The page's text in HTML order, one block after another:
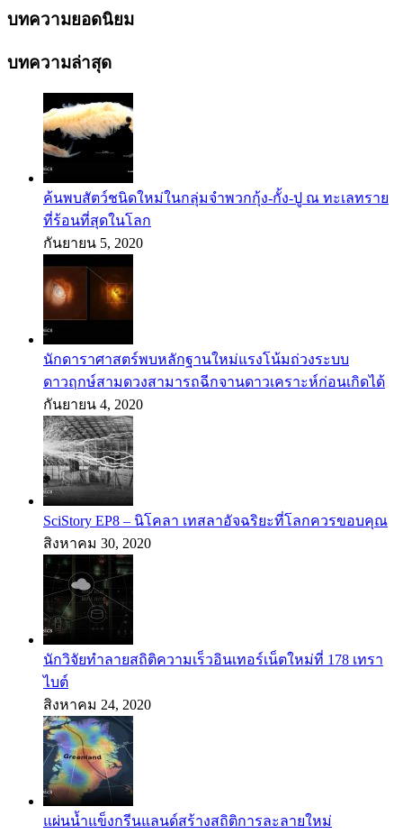
บทความยอดนิยม
บทความล่าสุด
ค้นพบสัตว์ชนิดใหม่ในกลุ่มจำพวกกุ้ง-กั้ง-ปู ณ ทะเลทราย
ที่ร้อนที่สุดในโลก
กันยายน 5, 2020
นักดาราศาสตร์พบหลักฐานใหม่แรงโน้มถ่วงระบบ
ดาวฤกษ์สามดวงสามารถฉีกจานดาวเคราะห์ก่อนเกิดได้
กันยายน 4, 2020
SciStory EP8 – นิโคลา เทสลาอัจฉริยะที่โลกควรขอบคุณ
สิงหาคม 30, 2020
นักวิจัยทำลายสถิติความเร็วอินเทอร์เน็ตใหม่ที่ 178 เทรา
ไบต์
สิงหาคม 24, 2020
แผ่นน้ำแข็งกรีนแลนด์สร้างสถิติการละลายใหม่